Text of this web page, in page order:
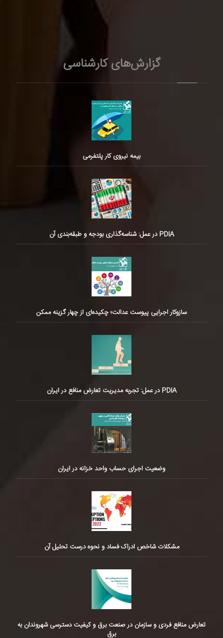
گزارش‌های کارشناسی
بیمه نیروی کار پلتفرمی
PDIA در عمل: شناسه‌گذاری بودجه و طبقه‌بندی آن
سازوکار اجرایی پیوست عدالت؛ چکیده‌ای از چهار گزینه ممکن
PDIA در عمل: تجربه مدیریت تعارض منافع در ایران
وضعیت اجرای حساب واحد خزانه در ایران
مشکلات شاخص ادراک فساد و نحوه درست تحلیل آن
تعارض منافع فردی و سازمان در صنعت برق و کیفیت دسترسی شهروندان به
برق